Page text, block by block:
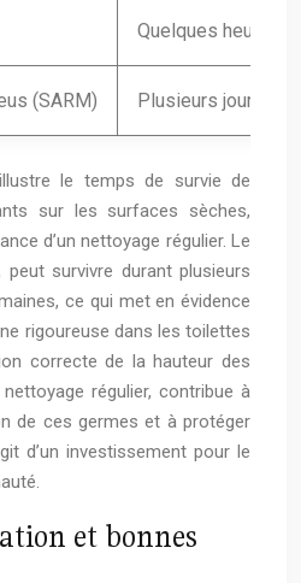
Quelques heures
(SARM) Plusieurs jours à
le temps de survie de
sur les surfaces sèches,
d’un nettoyage régulier. Le
peut survivre durant plusieurs
ce qui met en évidence
rigoureuse dans les toilettes
correcte de la hauteur des
régulier, contribue à
de ces germes et à protéger
d’un investissement pour le
et bonnes